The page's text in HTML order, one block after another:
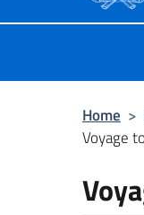
Home >
Voyage